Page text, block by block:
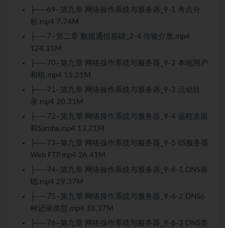
├──69–第九章 网络操作系统与服务器_9-1 考点分
析.mp4 7.74M
├──7–第二章 数据通信基础_2-4 传输介质.mp4
124.11M
├──70–第九章 网络操作系统与服务器_9-2 本地用户
和组.mp4 15.21M
├──71–第九章 网络操作系统与服务器_9-3 活动目
录.mp4 20.31M
├──72–第九章 网络操作系统与服务器_9-4 远程桌面
和Samba.mp4 13.21M
├──73–第九章 网络操作系统与服务器_9-5 IIS服务器
Web FTP.mp4 26.41M
├──74–第九章 网络操作系统与服务器_9-6-1 DNS基
础.mp4 29.37M
├──75–第九章 网络操作系统与服务器_9-6-2 DNS6
种记录类型.mp4 18.37M
├──76–第九章 网络操作系统与服务器_9-6-3 DNS查